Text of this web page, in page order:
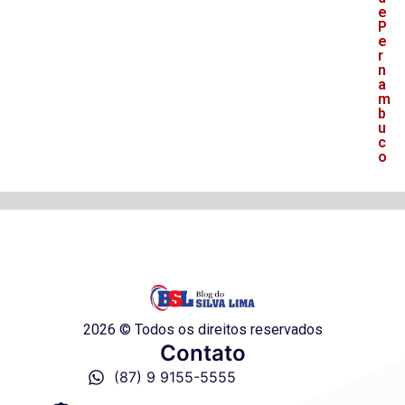
e
P
e
r
n
a
m
b
u
c
o
2026 © Todos os direitos reservados
Contato
(87) 9 9155-5555